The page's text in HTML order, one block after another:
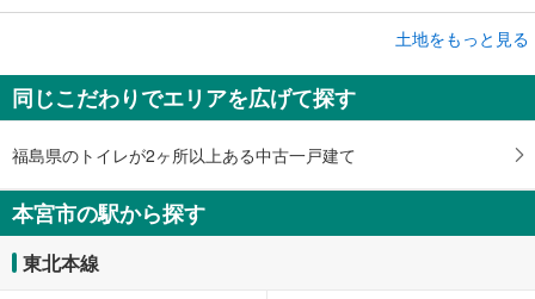
本宮市荒井字南ノ内
930万円
未定
建物面積 -
東北本線 「五百川」駅 徒歩11分
土地をもっと見る
同じこだわりでエリアを広げて探す
福島県のトイレが2ヶ所以上ある中古一戸建て
本宮市の駅から探す
東北本線